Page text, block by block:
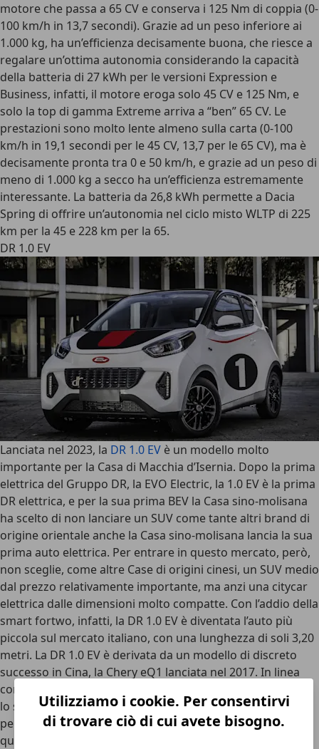
Utilizziamo i cookie. Per consentirvi
di trovare ciò di cui avete bisogno.
motore che passa a 65 CV e conserva i 125 Nm di coppia (0-
100 km/h in 13,7 secondi). Grazie ad un peso inferiore ai
1.000 kg, ha un’efficienza decisamente buona, che riesce a
regalare un’ottima autonomia considerando la capacità
della batteria di 27 kWh per le versioni Expression e
Business, infatti, il motore eroga solo 45 CV e 125 Nm, e
solo la top di gamma Extreme arriva a “ben” 65 CV. Le
prestazioni sono molto lente almeno sulla carta (0-100
km/h in 19,1 secondi per le 45 CV, 13,7 per le 65 CV), ma è
decisamente pronta tra 0 e 50 km/h, e grazie ad un peso di
meno di 1.000 kg a secco ha un’efficienza estremamente
interessante. La batteria da 26,8 kWh permette a Dacia
Spring di offrire un’autonomia nel ciclo misto WLTP di 225
km per la 45 e 228 km per la 65.
DR 1.0 EV
Lanciata nel 2023, la DR 1.0 EV è un modello molto
importante per la Casa di Macchia d’Isernia. Dopo la prima
elettrica del Gruppo DR, la EVO Electric, la 1.0 EV è la prima
DR elettrica, e per la sua prima BEV la Casa sino-molisana
ha scelto di non lanciare un SUV come tante altri brand di
origine orientale anche la Casa sino-molisana lancia la sua
prima auto elettrica. Per entrare in questo mercato, però,
non sceglie, come altre Case di origini cinesi, un SUV medio
dal prezzo relativamente importante, ma anzi una citycar
elettrica dalle dimensioni molto compatte. Con l’addio della
smart fortwo, infatti, la DR 1.0 EV è diventata l’auto più
piccola sul mercato italiano, con una lunghezza di soli 3,20
metri. La DR 1.0 EV è derivata da un modello di discreto
successo in Cina, la Chery eQ1 lanciata nel 2017. In linea
con lo stile DR, anche la 1.0 EV modifica solo leggermente
lo stile del modello d’origine, con mascherine e loghi
personalizzati sia davanti che dietro. L’estetica rimane
quindi piuttosto particolare, con un look liberamente